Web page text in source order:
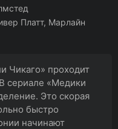
Платт, Марлайн
Чикаго» проходит
сериале «Медики
Это скорая
быстро
начинают